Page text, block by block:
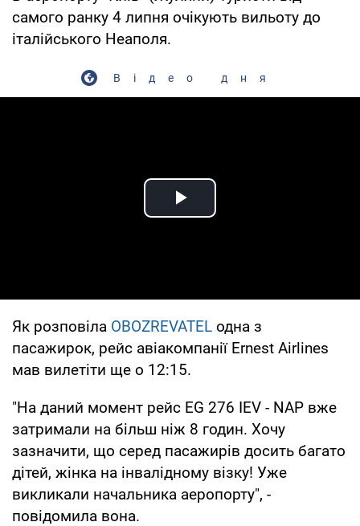
самого ранку 4 липня очікують вильоту до
італійського Неаполя.
Відео дня
Play Video
Як розповіла OBOZREVATEL одна з
пасажирок, рейс авіакомпанії Ernest Airlines
мав вилетіти ще о 12:15.
"На даний момент рейс EG 276 IEV - NAP вже
затримали на більш ніж 8 годин. Хочу
зазначити, що серед пасажирів досить багато
дітей, жінка на інвалідному візку! Уже
викликали начальника аеропорту", -
повідомила вона.